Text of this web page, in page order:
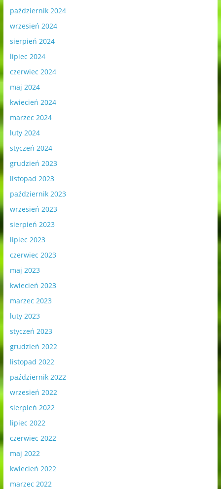
październik 2024
wrzesień 2024
sierpień 2024
lipiec 2024
czerwiec 2024
maj 2024
kwiecień 2024
marzec 2024
luty 2024
styczeń 2024
grudzień 2023
listopad 2023
październik 2023
wrzesień 2023
sierpień 2023
lipiec 2023
czerwiec 2023
maj 2023
kwiecień 2023
marzec 2023
luty 2023
styczeń 2023
grudzień 2022
listopad 2022
październik 2022
wrzesień 2022
sierpień 2022
lipiec 2022
czerwiec 2022
maj 2022
kwiecień 2022
marzec 2022